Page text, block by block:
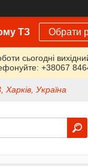
ТЗ Обрати
сьогодні
+38067
Україна